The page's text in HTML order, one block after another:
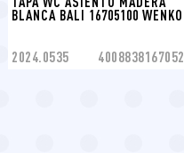
BLANCA BALI 16705100 WENKO
2024.0535 4008838167052